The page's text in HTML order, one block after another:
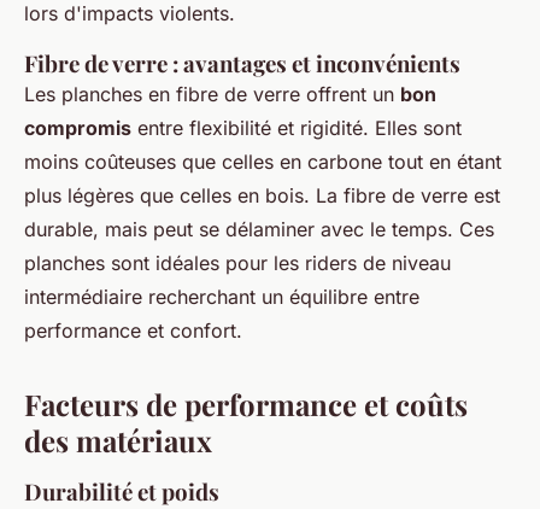
lors d'impacts violents.
Fibre de verre : avantages et inconvénients
Les planches en fibre de verre offrent un bon
compromis entre flexibilité et rigidité. Elles sont
moins coûteuses que celles en carbone tout en étant
plus légères que celles en bois. La fibre de verre est
durable, mais peut se délaminer avec le temps. Ces
planches sont idéales pour les riders de niveau
intermédiaire recherchant un équilibre entre
performance et confort.
Facteurs de performance et coûts
des matériaux
Durabilité et poids